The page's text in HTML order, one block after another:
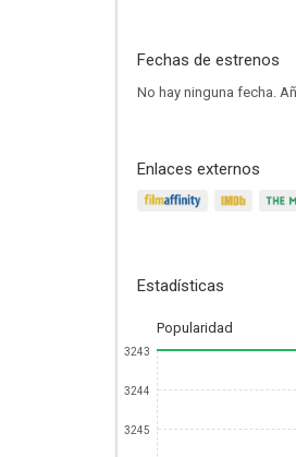
Fechas de estrenos
No hay ninguna fecha.
Enlaces externos
Estadísticas
Popularidad
3243
3244
3245